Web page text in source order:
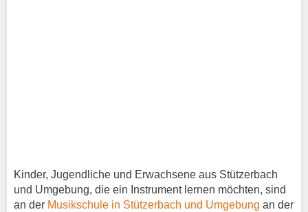
Kinder, Jugendliche und Erwachsene aus Stützerbach
und Umgebung, die ein Instrument lernen möchten, sind
an der Musikschule in Stützerbach und Umgebung an der